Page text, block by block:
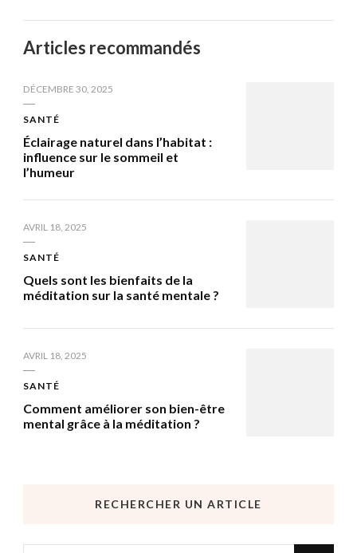
Articles recommandés
DÉCEMBRE 30, 2025
SANTÉ
Éclairage naturel dans l’habitat :
influence sur le sommeil et
l’humeur
AVRIL 18, 2025
SANTÉ
Quels sont les bienfaits de la
méditation sur la santé mentale ?
AVRIL 18, 2025
SANTÉ
Comment améliorer son bien-être
mental grâce à la méditation ?
RECHERCHER UN ARTICLE